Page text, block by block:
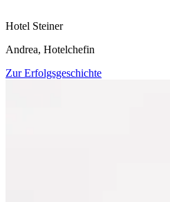
Hotel Steiner
Andrea, Hotelchefin
Zur Erfolgsgeschichte